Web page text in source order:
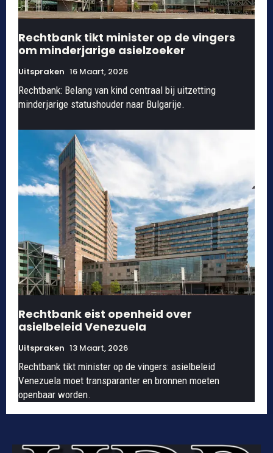
Rechtbank tikt minister op de vingers
om minderjarige asielzoeker
Uitspraken 16 Maart, 2026
Rechtbank: Belang van kind centraal bij uitzetting
minderjarige statushouder naar Bulgarije.
Rechtbank eist openheid over
asielbeleid Venezuela
Uitspraken 13 Maart, 2026
Rechtbank tikt minister op de vingers: asielbeleid
Venezuela moet transparanter en bronnen moeten
openbaar worden.